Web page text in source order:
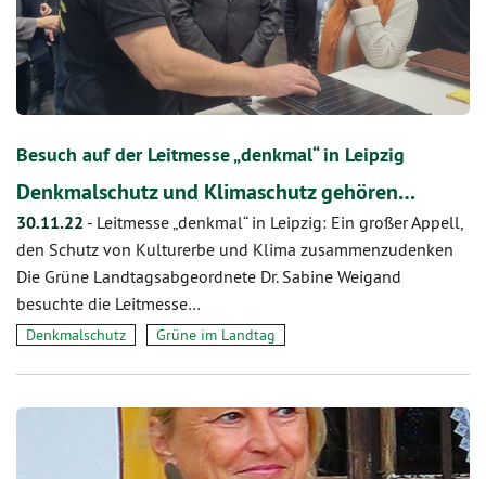
Besuch auf der Leitmesse „denkmal“ in Leipzig
Denkmalschutz und Klimaschutz gehören…
30.11.22 - Leitmesse „denkmal“ in Leipzig: Ein großer Appell,
den Schutz von Kulturerbe und Klima zusammenzudenken
Die Grüne Landtagsabgeordnete Dr. Sabine Weigand
besuchte die Leitmesse…
Denkmalschutz Grüne im Landtag